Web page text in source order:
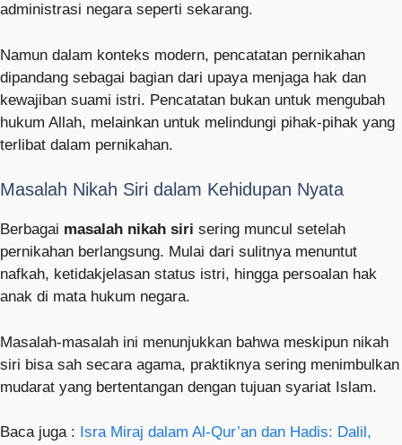
administrasi negara seperti sekarang.
Namun dalam konteks modern, pencatatan pernikahan
dipandang sebagai bagian dari upaya menjaga hak dan
kewajiban suami istri. Pencatatan bukan untuk mengubah
hukum Allah, melainkan untuk melindungi pihak-pihak yang
terlibat dalam pernikahan.
Masalah Nikah Siri dalam Kehidupan Nyata
Berbagai masalah nikah siri sering muncul setelah
pernikahan berlangsung. Mulai dari sulitnya menuntut
nafkah, ketidakjelasan status istri, hingga persoalan hak
anak di mata hukum negara.
Masalah-masalah ini menunjukkan bahwa meskipun nikah
siri bisa sah secara agama, praktiknya sering menimbulkan
mudarat yang bertentangan dengan tujuan syariat Islam.
Baca juga : Isra Miraj dalam Al-Qur’an dan Hadis: Dalil,